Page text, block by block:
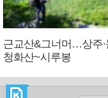
근교산&그너머…상주·
청화산~시루봉